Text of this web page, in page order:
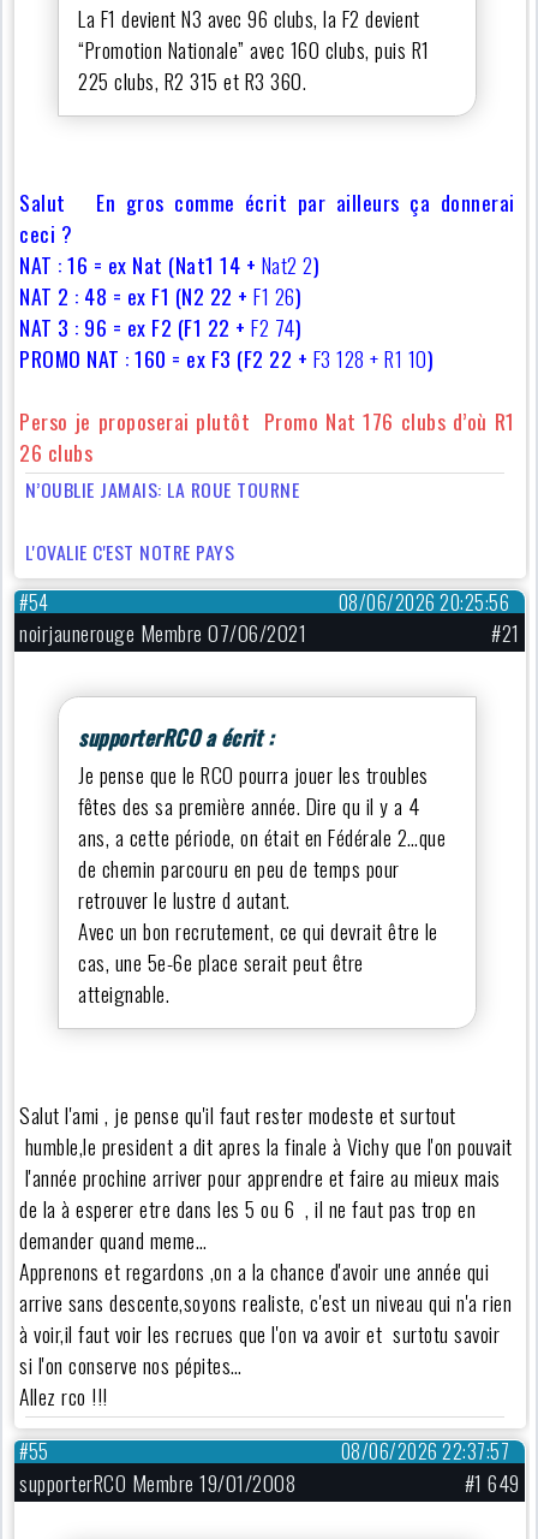
La F1 devient N3 avec 96 clubs, la F2 devient
“Promotion Nationale” avec 160 clubs, puis R1
225 clubs, R2 315 et R3 360.
Salut En gros comme écrit par ailleurs ça donnerai
ceci ?
NAT : 16 = ex Nat (Nat1 14 + Nat2 2)
NAT 2 : 48 = ex F1 (N2 22 + F1 26)
NAT 3 : 96 = ex F2 (F1 22 +F2 74)
PROMO NAT : 160 = ex F3 (F2 22 + F3 128 + R1 10)
Perso je proposerai plutôt Promo Nat 176 clubs d’où R1
26 clubs
N’OUBLIE JAMAIS: LA ROUE TOURNE
L'OVALIE C'EST NOTRE PAYS
08/06/2026 20:25:56
#54
noirjaunerouge Membre 07/06/2021 #21
supporterRCO a écrit :
Je pense que le RCO pourra jouer les troubles
fêtes des sa première année. Dire qu il y a 4
ans, a cette période, on était en Fédérale 2…que
de chemin parcouru en peu de temps pour
retrouver le lustre d autant.
Avec un bon recrutement, ce qui devrait être le
cas, une 5e-6e place serait peut être
atteignable.
Salut l'ami , je pense qu'il faut rester modeste et surtout
humble,le president a dit apres la finale à Vichy que l'on pouvait
l'année prochine arriver pour apprendre et faire au mieux mais
de la à esperer etre dans les 5 ou 6 , il ne faut pas trop en
demander quand meme…
Apprenons et regardons ,on a la chance d'avoir une année qui
arrive sans descente,soyons realiste, c'est un niveau qui n'a rien
à voir,il faut voir les recrues que l'on va avoir et surtotu savoir
si l'on conserve nos pépites…
Allez rco !!!
08/06/2026 22:37:57
#55
supporterRCO Membre 19/01/2008 #1 649